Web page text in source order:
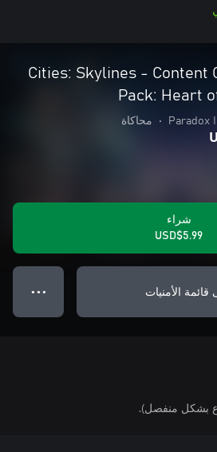
Cities: Skylines - Content
Pack: Heart
Paradox
• محاكاة
شراء
USD$5.99
قائمة الأمنيات ● ● ●
بشكل منفصل).